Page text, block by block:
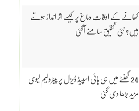
کھانے کے اوقات دماغ پر کیسے اثر انداز ہوتے
ہیں؟ نئی تحقیق سامنے آگئی
24 گھنٹے میں ہی ہائی اسپیڈ ڈیزل پر پیٹرولیم لیوی
مزید بڑھا دی گئی